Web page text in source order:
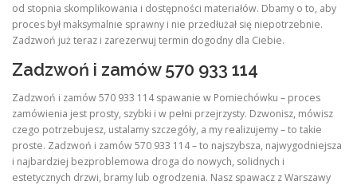
od stopnia skomplikowania i dostępności materiałów. Dbamy o to, aby
proces był maksymalnie sprawny i nie przedłużał się niepotrzebnie.
Zadzwoń już teraz i zarezerwuj termin dogodny dla Ciebie.
Zadzwoń i zamów 570 933 114
Zadzwoń i zamów 570 933 114 spawanie w Pomiechówku – proces
zamówienia jest prosty, szybki i w pełni przejrzysty. Dzwonisz, mówisz
czego potrzebujesz, ustalamy szczegóły, a my realizujemy – to takie
proste. Zadzwoń i zamów 570 933 114 – to najszybsza, najwygodniejsza
i najbardziej bezproblemowa droga do nowych, solidnych i
estetycznych drzwi, bramy lub ogrodzenia. Nasz spawacz z Warszawy